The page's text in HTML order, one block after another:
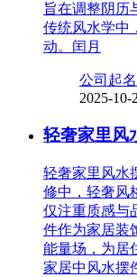
旨在调整阴历
传统风水学中
动。闰月
公司起名
2025-10-
轻奢家里风
轻奢家里风水
修中，轻奢风
仅注重质感与
件作为家居装
能量场，为居
家居中风水摆